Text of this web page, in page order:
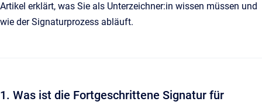
Artikel erklärt, was Sie als Unterzeichner:in wissen müssen und
wie der Signaturprozess abläuft.
1. Was ist die Fortgeschrittene Signatur für